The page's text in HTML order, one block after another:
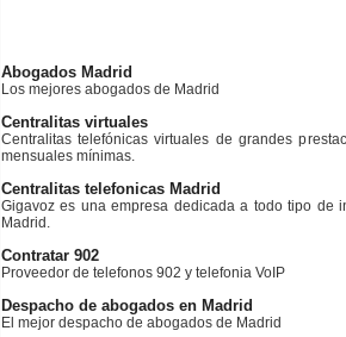
Abogados Madrid
Los mejores abogados de Madrid
Centralitas virtuales
Centralitas telefónicas virtuales de grandes
mensuales mínimas.
Centralitas telefonicas Madrid
Gigavoz es una empresa dedicada a todo tipo de
Madrid.
Contratar 902
Proveedor de telefonos 902 y telefonia VoIP
Despacho de abogados en Madrid
El mejor despacho de abogados de Madrid